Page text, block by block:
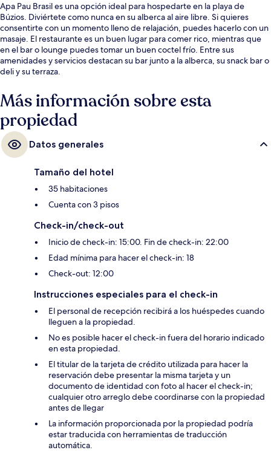
Apa Pau Brasil es una opción ideal para hospedarte en la playa de
Búzios. Diviértete como nunca en su alberca al aire libre. Si quieres
consentirte con un momento lleno de relajación, puedes hacerlo con un
masaje. El restaurante es un buen lugar para comer rico, mientras que
en el bar o lounge puedes tomar un buen coctel frío. Entre sus
amenidades y servicios destacan su bar junto a la alberca, su snack bar o
deli y su terraza.
Más información sobre esta
propiedad
Datos generales
Tamaño del hotel
35 habitaciones
Cuenta con 3 pisos
Check-in/check-out
Inicio de check-in: 15:00. Fin de check-in: 22:00
Edad mínima para hacer el check-in: 18
Check-out: 12:00
Instrucciones especiales para el check-in
El personal de recepción recibirá a los huéspedes cuando
lleguen a la propiedad.
No es posible hacer el check-in fuera del horario indicado
en esta propiedad.
El titular de la tarjeta de crédito utilizada para hacer la
reservación debe presentar la misma tarjeta y un
documento de identidad con foto al hacer el check-in;
cualquier otro arreglo debe coordinarse con la propiedad
antes de llegar
La información proporcionada por la propiedad podría
estar traducida con herramientas de traducción
automática.